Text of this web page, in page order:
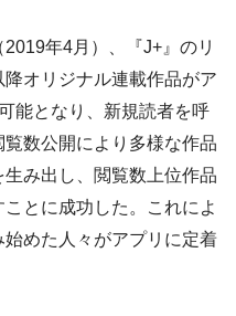
年4月）、『J+』のリ
オリジナル連載作品がア
能となり、新規読者を呼
数公開により多様な作品
み出し、閲覧数上位作品
とに成功した。これによ
めた人々がアプリに定着